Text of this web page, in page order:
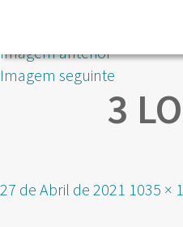
Imagem anterior
Imagem seguinte
3
Publicado
27 de Abril de 2021 1035 ×